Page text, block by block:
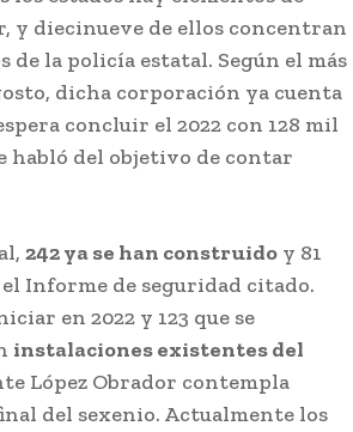
y diecinueve de ellos concentran
de la policía estatal. Según el más
dicha corporación ya cuenta
concluir el 2022 con 128 mil
habló del objetivo de contar
242 ya se han construido y 81
Informe de seguridad citado.
en 2022 y 123 que se
instalaciones existentes del
López Obrador contempla
del sexenio. Actualmente los